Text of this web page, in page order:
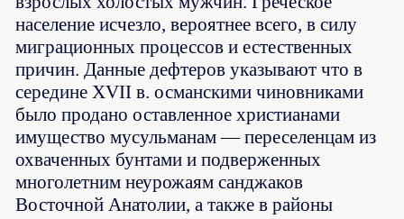
население исчезло, вероятнее всего, в силу
миграционных процессов и естественных
причин. Данные дефтеров указывают что в
середине XVII в. османскими чиновниками
было продано оставленное христианами
имущество мусульманам — переселенцам из
охваченных бунтами и подверженных
многолетним неурожаям санджаков
Восточной Анатолии, а также в районы